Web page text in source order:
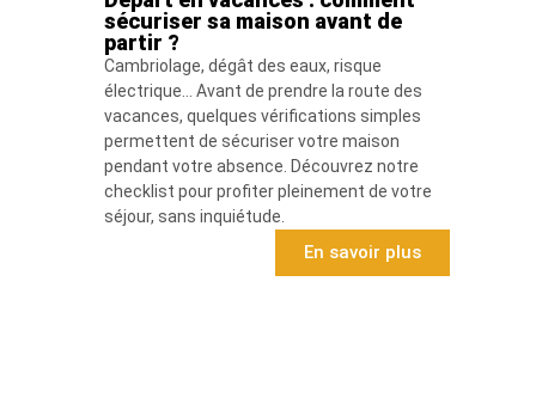
sécuriser sa maison avant de
partir ?
Cambriolage, dégât des eaux, risque
électrique… Avant de prendre la route des
vacances, quelques vérifications simples
permettent de sécuriser votre maison
pendant votre absence. Découvrez notre
checklist pour profiter pleinement de votre
séjour, sans inquiétude.
En savoir plus